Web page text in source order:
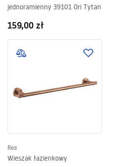
jednoramienny 39101 Ori Tytan
159,00 zł
Rea
Wieszak łazienkowy